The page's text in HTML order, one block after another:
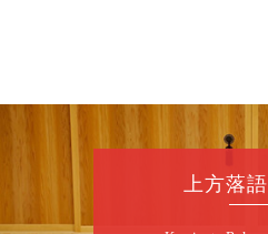
桂二豆／露の瑞／
（似顔絵）／笑福
★菟道亭
上方落